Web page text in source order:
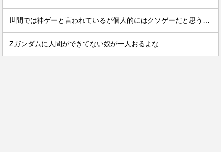
Ζガンダムに人間ができてない奴が一人おるよな